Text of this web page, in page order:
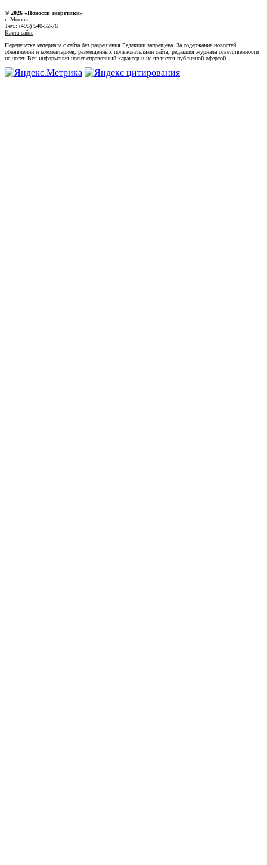
© 2026 «Новости энеретики»
г. Москва
Тел.: (495) 540-52-76
Карта сайта
Перепечатка материала с сайта без разрешения Редакции запрещена. За содержание новостей,
объявлений и комментариев, размещенных пользователями сайта, редакция журнала ответственности
не несет. Вся информация носит справочный характер и не является публичной офертой.